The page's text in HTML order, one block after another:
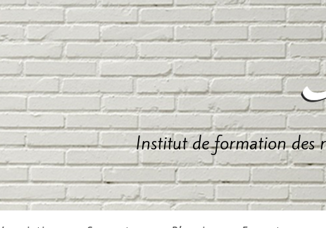
Institut de formation des